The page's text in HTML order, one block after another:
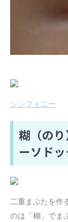
シンフォニー
糊（の
ーソド
二重まぶたを作
のは「糊」でま